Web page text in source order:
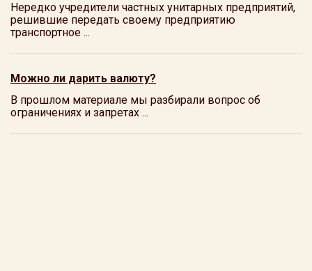
Нередко учредители частных унитарных предприятий,
решившие передать своему предприятию
транспортное ...
Можно ли дарить валюту?
В прошлом материале мы разбирали вопрос об
ограничениях и запретах ...